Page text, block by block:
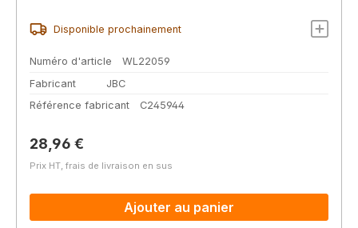
Disponible prochainement
Numéro d'article
WL22059
Fabricant
JBC
Référence fabricant
C245944
Prix régulier :
28,96 €
Prix HT, frais de livraison en sus
Ajouter au panier